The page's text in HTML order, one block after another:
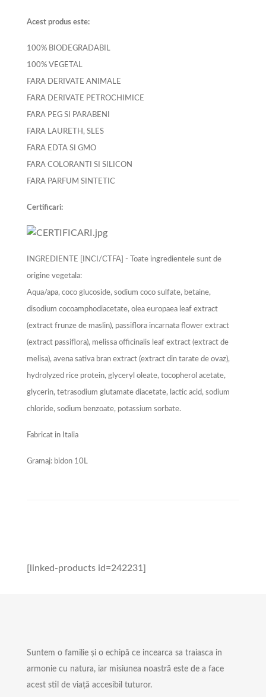
Acest produs este:
100% BIODEGRADABIL
100% VEGETAL
FARA DERIVATE ANIMALE
FARA DERIVATE PETROCHIMICE
FARA PEG SI PARABENI
FARA LAURETH, SLES
FARA EDTA SI GMO
FARA COLORANTI SI SILICON
FARA PARFUM SINTETIC
Certificari:
INGREDIENTE [INCI/CTFA] - Toate ingredientele sunt de
origine vegetala:
Aqua/apa, coco glucoside, sodium coco sulfate, betaine,
disodium cocoamphodiacetate, olea europaea leaf extract
(extract frunze de maslin), passiflora incarnata flower extract
(extract passiflora), melissa officinalis leaf extract (extract de
melisa), avena sativa bran extract (extract din tarate de ovaz),
hydrolyzed rice protein, glyceryl oleate, tocopherol acetate,
glycerin, tetrasodium glutamate diacetate, lactic acid, sodium
chloride, sodium benzoate, potassium sorbate.
Fabricat in Italia
Gramaj: bidon 10L
[linked-products id=242231]
Suntem o familie și o echipă ce incearca sa traiasca in
armonie cu natura, iar misiunea noastră este de a face
acest stil de viață accesibil tuturor.